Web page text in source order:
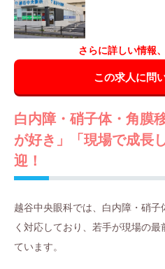
さらに詳しい情報
この求人に問
白内障・硝子体・角膜
が好き」「現場で成長
迎！
越谷中央眼科では、白内障・硝
く対応しており、若手が現場の
ています。